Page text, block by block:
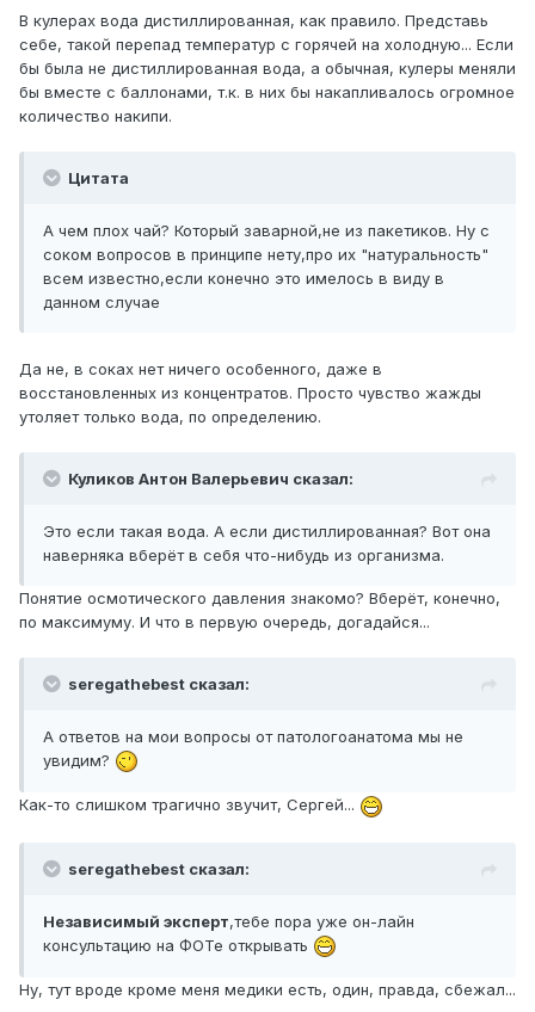
В кулерах вода дистиллированная, как правило. Представь
себе, такой перепад температур с горячей на холодную... Если
бы была не дистиллированная вода, а обычная, кулеры меняли
бы вместе с баллонами, т.к. в них бы накапливалось огромное
количество накипи.
Цитата
А чем плох чай? Который заварной,не из пакетиков. Ну с
соком вопросов в принципе нету,про их "натуральность"
всем известно,если конечно это имелось в виду в
данном случае
Да не, в соках нет ничего особенного, даже в
восстановленных из концентратов. Просто чувство жажды
утоляет только вода, по определению.
Куликов Антон Валерьевич сказал:
Это если такая вода. А если дистиллированная? Вот она
наверняка вберёт в себя что-нибудь из организма.
Понятие осмотического давления знакомо? Вберёт, конечно,
по максимуму. И что в первую очередь, догадайся...
seregathebest сказал:
А ответов на мои вопросы от патологоанатома мы не
увидим?
Как-то слишком трагично звучит, Сергей...
seregathebest сказал:
Независимый эксперт,тебе пора уже он-лайн
консультацию на ФОТе открывать
Ну, тут вроде кроме меня медики есть, один, правда, сбежал...